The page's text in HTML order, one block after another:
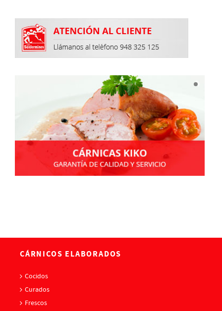
CÁRNICOS ELABORADOS
Cocidos
Curados
Frescos